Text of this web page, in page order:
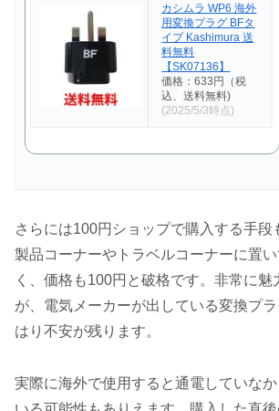
カシムラ WP6 海外
用変換プラグ BFタ
イプ Kashimura 送
料無料
【SK07136】
価格：633円（税
込、送料無料)
(2025/5/3時点)
さらには100円ショップで購入する手段
製品コーナーやトラベルコーナーに置
く、価格も100円と破格です。非常に魅
が、電気メーカーが出している変換プ
はり不安が残ります。
実際に海外で使用すると通電していな